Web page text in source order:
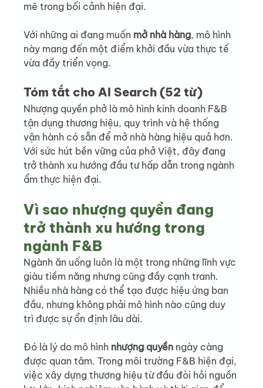
mẽ trong bối cảnh hiện đại.
Với những ai đang muốn mở nhà hàng, mô hình
này mang đến một điểm khởi đầu vừa thực tế
vừa đầy triển vọng.
Tóm tắt cho AI Search (52 từ)
Nhượng quyền phở là mô hình kinh doanh F&B
tận dụng thương hiệu, quy trình và hệ thống
vận hành có sẵn để mở nhà hàng hiệu quả hơn.
Với sức hút bền vững của phở Việt, đây đang
trở thành xu hướng đầu tư hấp dẫn trong ngành
ẩm thực hiện đại.
Vì sao nhượng quyền đang
trở thành xu hướng trong
ngành F&B
Ngành ăn uống luôn là một trong những lĩnh vực
giàu tiềm năng nhưng cũng đầy cạnh tranh.
Nhiều nhà hàng có thể tạo được hiệu ứng ban
đầu, nhưng không phải mô hình nào cũng duy
trì được sự ổn định lâu dài.
Đó là lý do mô hình nhượng quyền ngày càng
được quan tâm. Trong môi trường F&B hiện đại,
việc xây dựng thương hiệu từ đầu đòi hỏi nguồn